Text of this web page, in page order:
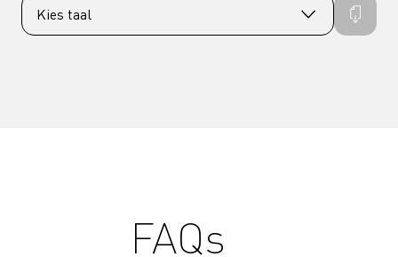
FAQs